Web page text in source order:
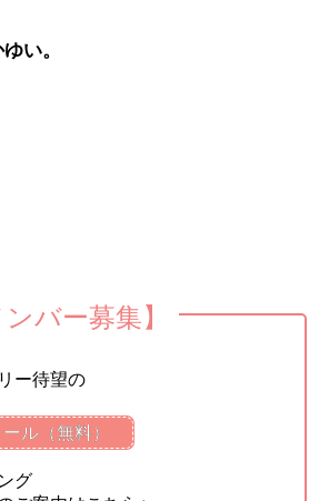
い。
バー募集】
ー待望の
ル（無料）
グ